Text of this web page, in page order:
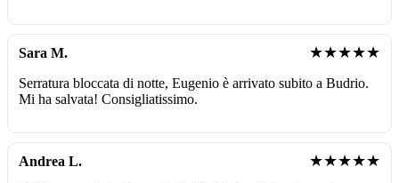
Sara M. ★★★★★
Serratura bloccata di notte, Eugenio è arrivato subito a Budrio.
Mi ha salvata! Consigliatissimo.
Andrea L. ★★★★★